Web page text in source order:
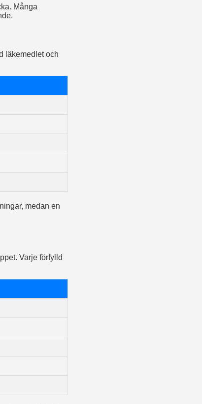
Många
läkemedlet och
medan en
Varje förfylld